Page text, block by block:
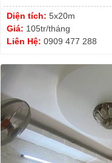
Diện tích: 5x20m
Giá: 105tr/tháng
Liên Hệ: 0909 477 288